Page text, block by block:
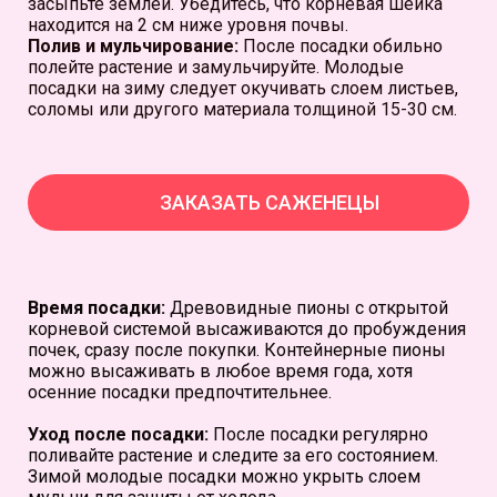
находится на 2 см ниже уровня почвы.
Полив и мульчирование: После посадки обильно
полейте растение и замульчируйте. Молодые
посадки на зиму следует окучивать слоем листьев,
соломы или другого материала толщиной 15-30 см.
ЗАКАЗАТЬ САЖЕНЕЦЫ
Время посадки: Древовидные пионы с открытой
корневой системой высаживаются до пробуждения
почек, сразу после покупки. Контейнерные пионы
можно высаживать в любое время года, хотя
осенние посадки предпочтительнее.
Уход после посадки: После посадки регулярно
поливайте растение и следите за его состоянием.
Зимой молодые посадки можно укрыть слоем